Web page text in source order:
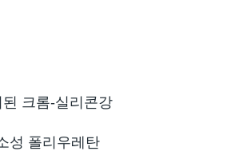
크롬-실리콘강
성 폴리우레탄